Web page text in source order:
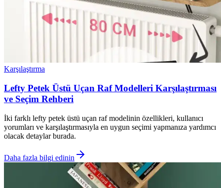
Karşılaştırma
Lefty Petek Üstü Uçan Raf Modelleri Karşılaştırması
ve Seçim Rehberi
İki farklı lefty petek üstü uçan raf modelinin özellikleri, kullanıcı
yorumları ve karşılaştırmasıyla en uygun seçimi yapmanıza yardımcı
olacak detaylar burada.
Daha fazla bilgi edinin